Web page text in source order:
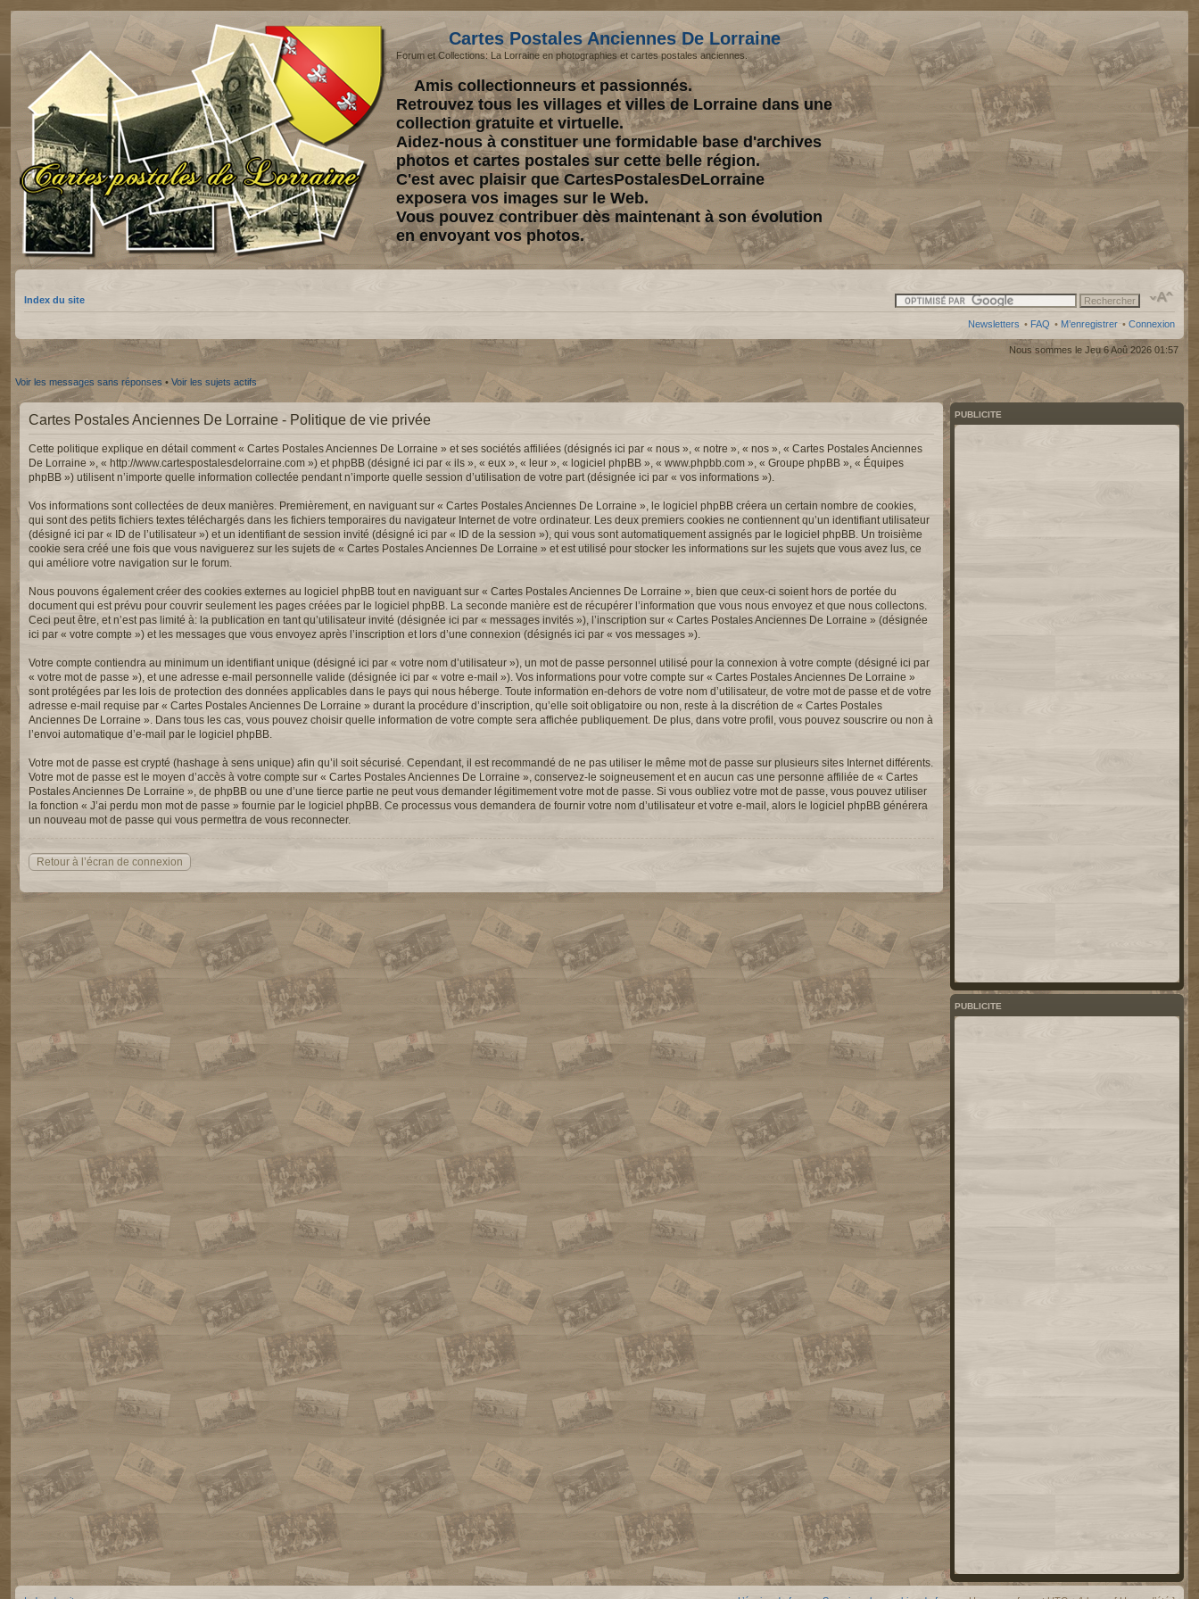
Cartes Postales Anciennes De Lorraine
Forum et Collections: La Lorraine en photographies et cartes postales anciennes.
Amis collectionneurs et passionnés.
Retrouvez tous les villages et villes de Lorraine dans une
collection gratuite et virtuelle.
Aidez-nous à constituer une formidable base d'archives
photos et cartes postales sur cette belle région.
C'est avec plaisir que CartesPostalesDeLorraine
exposera vos images sur le Web.
Vous pouvez contribuer dès maintenant à son évolution
en envoyant vos photos.
Index du site
Newsletters • FAQ • M’enregistrer • Connexion
Nous sommes le Jeu 6 Aoû 2026 01:57
Voir les messages sans réponses • Voir les sujets actifs
Cartes Postales Anciennes De Lorraine - Politique de vie privée
Cette politique explique en détail comment « Cartes Postales Anciennes De Lorraine » et ses sociétés affiliées (désignés ici par « nous », « notre », « nos », « Cartes Postales Anciennes
De Lorraine », « http://www.cartespostalesdelorraine.com ») et phpBB (désigné ici par « ils », « eux », « leur », « logiciel phpBB », « www.phpbb.com », « Groupe phpBB », « Équipes
phpBB ») utilisent n’importe quelle information collectée pendant n’importe quelle session d’utilisation de votre part (désignée ici par « vos informations »).
Vos informations sont collectées de deux manières. Premièrement, en naviguant sur « Cartes Postales Anciennes De Lorraine », le logiciel phpBB créera un certain nombre de cookies,
qui sont des petits fichiers textes téléchargés dans les fichiers temporaires du navigateur Internet de votre ordinateur. Les deux premiers cookies ne contiennent qu’un identifiant utilisateur
(désigné ici par « ID de l’utilisateur ») et un identifiant de session invité (désigné ici par « ID de la session »), qui vous sont automatiquement assignés par le logiciel phpBB. Un troisième
cookie sera créé une fois que vous naviguerez sur les sujets de « Cartes Postales Anciennes De Lorraine » et est utilisé pour stocker les informations sur les sujets que vous avez lus, ce
qui améliore votre navigation sur le forum.
Nous pouvons également créer des cookies externes au logiciel phpBB tout en naviguant sur « Cartes Postales Anciennes De Lorraine », bien que ceux-ci soient hors de portée du
document qui est prévu pour couvrir seulement les pages créées par le logiciel phpBB. La seconde manière est de récupérer l’information que vous nous envoyez et que nous collectons.
Ceci peut être, et n’est pas limité à: la publication en tant qu’utilisateur invité (désignée ici par « messages invités »), l’inscription sur « Cartes Postales Anciennes De Lorraine » (désignée
ici par « votre compte ») et les messages que vous envoyez après l’inscription et lors d’une connexion (désignés ici par « vos messages »).
Votre compte contiendra au minimum un identifiant unique (désigné ici par « votre nom d’utilisateur »), un mot de passe personnel utilisé pour la connexion à votre compte (désigné ici par
« votre mot de passe »), et une adresse e-mail personnelle valide (désignée ici par « votre e-mail »). Vos informations pour votre compte sur « Cartes Postales Anciennes De Lorraine »
sont protégées par les lois de protection des données applicables dans le pays qui nous héberge. Toute information en-dehors de votre nom d’utilisateur, de votre mot de passe et de votre
adresse e-mail requise par « Cartes Postales Anciennes De Lorraine » durant la procédure d’inscription, qu’elle soit obligatoire ou non, reste à la discrétion de « Cartes Postales
Anciennes De Lorraine ». Dans tous les cas, vous pouvez choisir quelle information de votre compte sera affichée publiquement. De plus, dans votre profil, vous pouvez souscrire ou non à
l’envoi automatique d’e-mail par le logiciel phpBB.
Votre mot de passe est crypté (hashage à sens unique) afin qu’il soit sécurisé. Cependant, il est recommandé de ne pas utiliser le même mot de passe sur plusieurs sites Internet différents.
Votre mot de passe est le moyen d’accès à votre compte sur « Cartes Postales Anciennes De Lorraine », conservez-le soigneusement et en aucun cas une personne affiliée de « Cartes
Postales Anciennes De Lorraine », de phpBB ou une d’une tierce partie ne peut vous demander légitimement votre mot de passe. Si vous oubliez votre mot de passe, vous pouvez utiliser
la fonction « J’ai perdu mon mot de passe » fournie par le logiciel phpBB. Ce processus vous demandera de fournir votre nom d’utilisateur et votre e-mail, alors le logiciel phpBB générera
un nouveau mot de passe qui vous permettra de vous reconnecter.
Retour à l’écran de connexion
PUBLICITE
PUBLICITE